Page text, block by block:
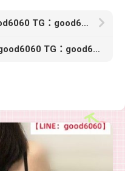
台中北區叫小姐+Gleezy：good6060 TG：good6060【熊熊】165cm 52kg F奶 26歲性感尤物推薦 配合高 沒有刺青
高雄鳳山外送茶+Gleezy：good6060 TG：good6060【菲雅】164cm/45kg/Ccup/22歲甜心學生妹